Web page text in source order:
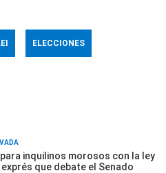
ELECCIONES
para inquilinos morosos con la ley
que debate el Senado